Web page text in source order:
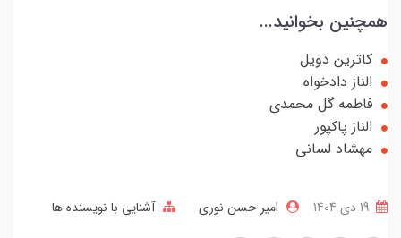
همچنین بخوانید...
کاترین دویل
الناز دادخواه
فاطمه گل محمدی
الناز پاکپور
مهشاد لسانی
امیر حسن نوری آشنایی با نویسنده ها